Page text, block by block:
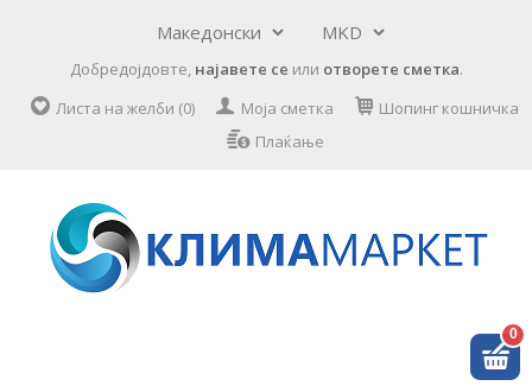
Добредојдовте, најавете се или отворете сметка.
Листа на желби (0)
Моја сметка
Шопинг кошничка
Плаќање
0